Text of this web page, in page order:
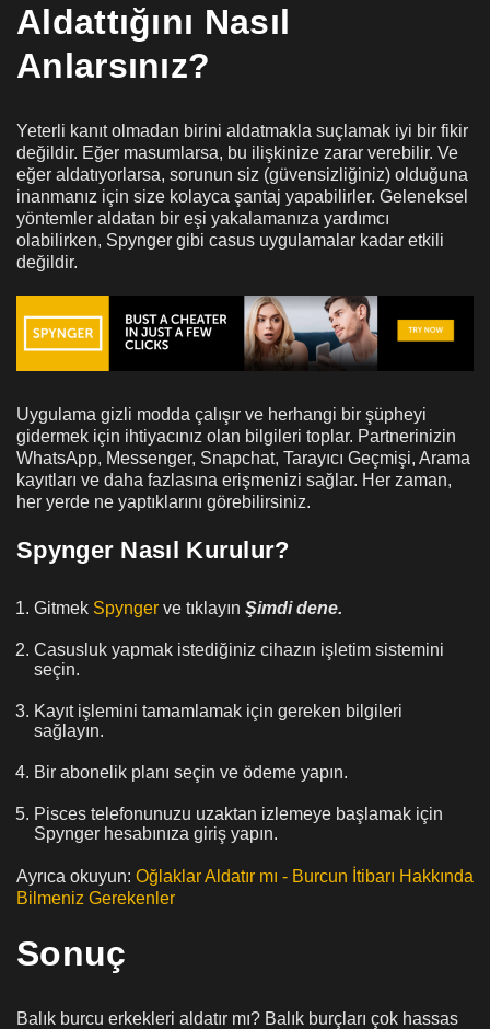
Aldattığını Nasıl
Anlarsınız?
Yeterli kanıt olmadan birini aldatmakla suçlamak iyi bir fikir
değildir. Eğer masumlarsa, bu ilişkinize zarar verebilir. Ve
eğer aldatıyorlarsa, sorunun siz (güvensizliğiniz) olduğuna
inanmanız için size kolayca şantaj yapabilirler. Geleneksel
yöntemler aldatan bir eşi yakalamanıza yardımcı
olabilirken, Spynger gibi casus uygulamalar kadar etkili
değildir.
Uygulama gizli modda çalışır ve herhangi bir şüpheyi
gidermek için ihtiyacınız olan bilgileri toplar. Partnerinizin
WhatsApp, Messenger, Snapchat, Tarayıcı Geçmişi, Arama
kayıtları ve daha fazlasına erişmenizi sağlar. Her zaman,
her yerde ne yaptıklarını görebilirsiniz.
Spynger Nasıl Kurulur?
Gitmek Spynger ve tıklayın Şimdi dene.
Casusluk yapmak istediğiniz cihazın işletim sistemini
seçin.
Kayıt işlemini tamamlamak için gereken bilgileri
sağlayın.
Bir abonelik planı seçin ve ödeme yapın.
Pisces telefonunuzu uzaktan izlemeye başlamak için
Spynger hesabınıza giriş yapın.
Ayrıca okuyun: Oğlaklar Aldatır mı - Burcun İtibarı Hakkında
Bilmeniz Gerekenler
Sonuç
Balık burcu erkekleri aldatır mı? Balık burçları çok hassas